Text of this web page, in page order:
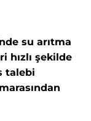
su arıtma
hızlı şekilde
talebi